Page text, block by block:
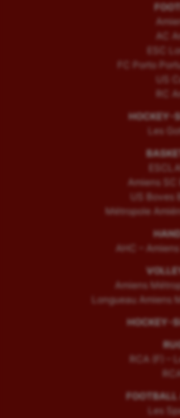
AC
ESC
FC Porto
US
RC
HOCKEY-
Les
Amiens
US
Métropole
AHC –
Amiens
Longueau Amiens
HOCKEY-
RCA (F) –
Les